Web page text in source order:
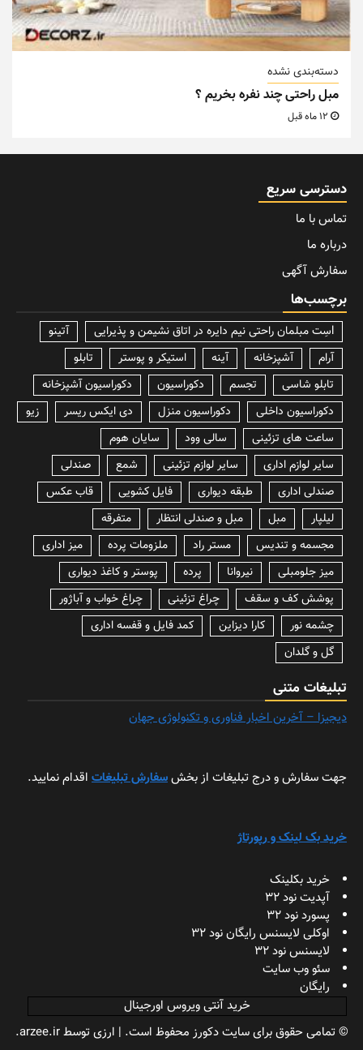
دسته‌بندی نشده
مبل راحتی چند نفره بخریم ؟
دسترسی سریع
تماس با ما
درباره ما
سفارش آگهی
برچسب‌ها
lسِت مبلمان راحتی نیم دایره در اتاق نشیمن و پذیرایی
آتینو
آرام
آشپزخانه آینه استیکر و پوستر
تابلو
تابلو شاسی
تجسم دکوراسیون
دکوراسیون آشپزخانه
دکوراسیون داخلی
دکوراسیون منزل دی ایکس ریسر
زیو
ساعت های تزئینی
سالی وود
سایان هوم
سایر لوازم اداری
سایر لوازم تزئینی شمع
صندلی
صندلی اداری
طبقه دیواری فایل کشویی
قاب عکس
لیلپار
مبل مبل و صندلی انتظار
متفرقه
مجسمه و تندیس
مستر راد ملزومات پرده
میز اداری
میز جلومبلی
نیروانا پرده
پوستر و کاغذ دیواری
پوشش کف و سقف
چراغ تزئینی
چراغ خواب و آباژور
چشمه نور
کارا دیزاین
کمد فایل و قفسه اداری
گل و گلدان
تبلیغات متنی
دیجیزا – آخرین اخبار فناوری و تکنولوژی جهان
جهت سفارش و درج تبلیغات از بخشسفارش تبلیغات اقدام نمایید.
خرید بک لینک و رپورتاژ
خرید بکلینک
آپدیت نود 32
پسورد نود 32
اوکلی لایسنس رایگان نود 32
لایسنس نود 32
سئو وب سایت
رایگان
خرید آنتی ویروس اورجینال
© تمامی حقوق برای سایت دکورز محفوظ است. | ارزیتوسط arzee.ir.